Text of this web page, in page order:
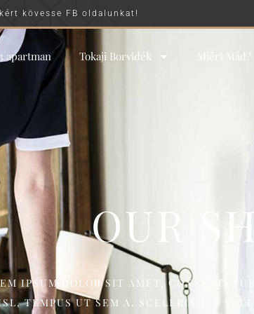
kövesse FB oldalunkat!
apartman Tokaji Borvidék Miért Mád?
OUR
IPSUM DOLOR SIT AMET,
TEMPUS UT SEM A, SCELERISQUE